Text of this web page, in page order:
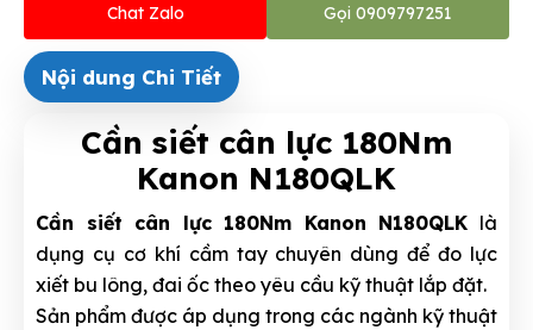
Chat Zalo Gọi 0909797251
Nội dung Chi Tiết
Cần siết cân lực 180Nm
Kanon N180QLK
Cần siết cân lực 180Nm Kanon N180QLK là
dụng cụ cơ khí cầm tay chuyên dùng để đo lực
xiết bu lông, đai ốc theo yêu cầu kỹ thuật lắp đặt.
Sản phẩm được áp dụng trong các ngành kỹ thuật